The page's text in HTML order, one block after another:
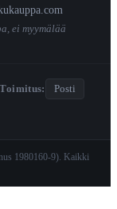
ei myymälää
Toimitus:
Posti
1980160-9). Kaikki